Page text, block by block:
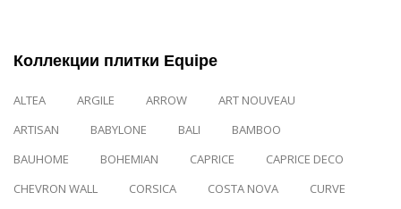
Коллекции плитки Equipe
ALTEA ARGILE ARROW
ART NOUVEAU
ARTISAN
BABYLONE BALI
BAMBOO
BAUHOME
BOHEMIAN CAPRICE
CAPRICE DECO
CHEVRON WALL
CORSICA COSTA NOVA
CURVE